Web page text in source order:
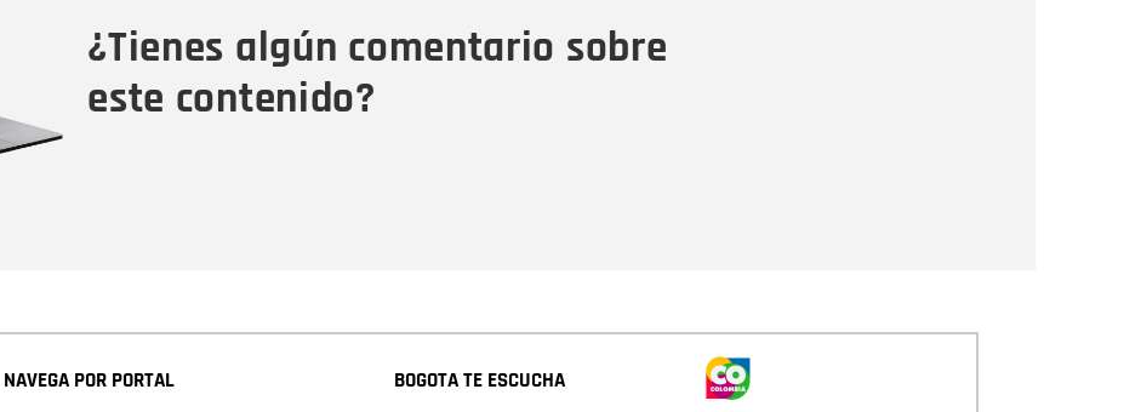
¿Tienes algún comentario sobre
este contenido?
NAVEGA POR PORTAL BOGOTA TE ESCUCHA